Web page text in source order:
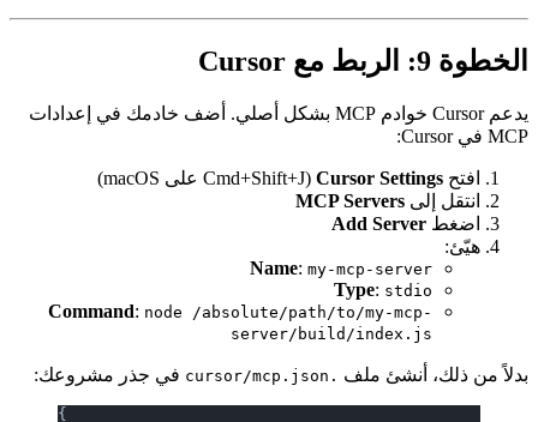
الخطوة 9: الربط مع Cursor
يدعم Cursor خوادم MCP بشكل أصلي. أضف خادمك في إعدادات
MCP في Cursor:
افتحCursor Settings(Cmd+Shift+J على macOS)
انتقل إلى MCP Servers
اضغطAdd Server
هيّئ:
Name :my-mcp-server
Type :stdio
Command :node /absolute/path/to/my-mcp-
server/build/index.js
بدلاً من ذلك، أنشئ ملف .cursor/mcp.json في جذر مشروعك: